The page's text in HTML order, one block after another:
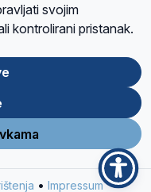
KontaktPravila privatnosti
sustavom
svojim
kontrolirani pristanak.
• Impressum